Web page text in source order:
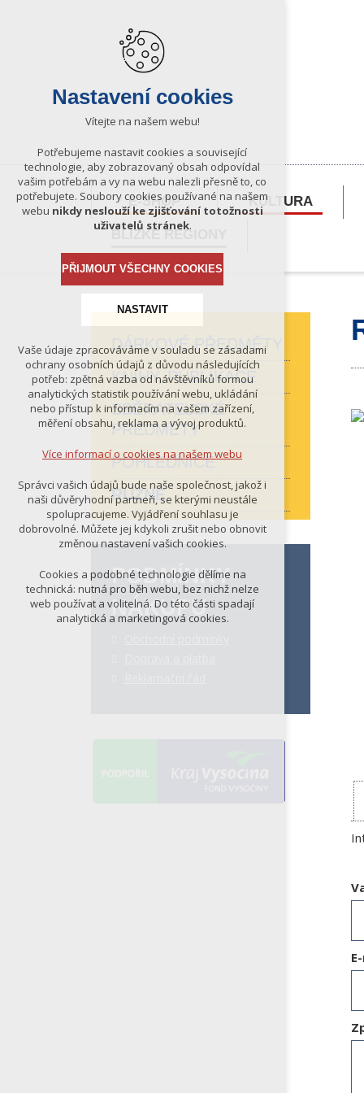
E-SHOP KULTURA
BLÍZKÉ REGIONY
DÁRKOVÉ PŘEDMĚTY
KNIHY, PUBLIKACE
SBĚRATELSKÉ
PŘEDMĚTY
POHLEDNICE
RŮZNÉ
PODMÍNKY
NÁKUPU
Nastavení cookies
Vítejte na našem webu!
Potřebujeme nastavit cookies a související
technologie, aby zobrazovaný obsah odpovídal
vašim potřebám a vy na webu nalezli přesně to, co
potřebujete. Soubory cookies používané na našem
webu nikdy neslouží ke zjišťování totožnosti
uživatelů stránek.
PŘIJMOUT VŠECHNY COOKIES
NASTAVIT
Technická cookies
nutná pro provozování webu
udržení kontextu stránek (session):
případná přihlášení, volby jazyka, apod.
Volitelná cookies
analytická pro anonymizované
vyhodnocení návštěvnosti
marketingová cookies (Google)
Více informací o cookies na našem webu
ODMÍTNOUT VŠE
Vaše údaje zpracováváme v souladu se zásadami
ochrany osobních údajů z důvodu následujících
potřeb: zpětná vazba od návštěvníků formou
analytických statistik používání webu, ukládání
nebo přístup k informacím na vašem zařízení,
měření obsahu, reklama a vývoj produktů.
Více informací o cookies na našem webu
Správci vašich údajů bude naše společnost, jakož i
naši důvěryhodní partneři, se kterými neustále
spolupracujeme. Vyjádření souhlasu je
dobrovolné. Můžete jej kdykoli zrušit nebo obnovit
změnou nastavení vašich cookies.
Cookies a podobné technologie dělíme na
technická: nutná pro běh webu, bez nichž nelze
web používat a volitelná. Do této části spadají
analytická a marketingová cookies.